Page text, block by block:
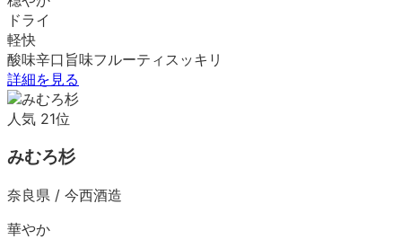
ドライ
軽快
酸味辛口 旨味フルーティ スッキリ
詳細を見る
人気 21位
みむろ杉
奈良県 / 今西酒造
華やか